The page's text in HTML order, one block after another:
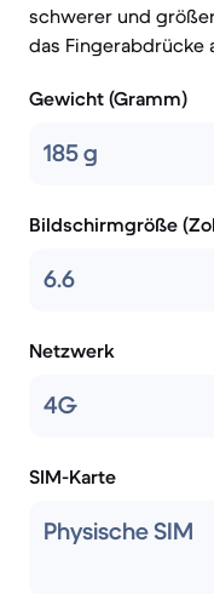
schwerer und
das Fingerabdrücke
Gewicht (Gramm)
185 g
Bildschirmgröße
6.6
Netzwerk
4G
SIM-Karte
Physische SIM